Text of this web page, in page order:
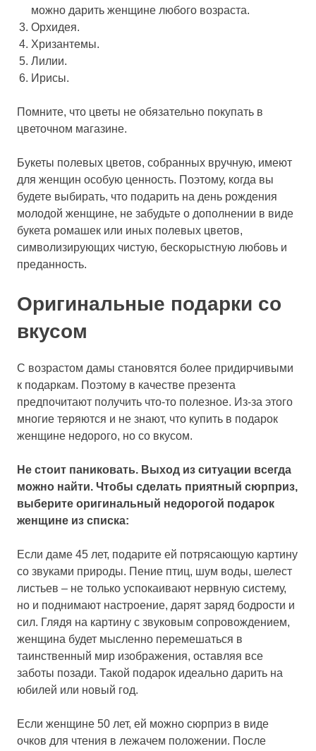
можно дарить женщине любого возраста.
Орхидея.
Хризантемы.
Лилии.
Ирисы.
Помните, что цветы не обязательно покупать в
цветочном магазине.
Букеты полевых цветов, собранных вручную, имеют
для женщин особую ценность. Поэтому, когда вы
будете выбирать, что подарить на день рождения
молодой женщине, не забудьте о дополнении в виде
букета ромашек или иных полевых цветов,
символизирующих чистую, бескорыстную любовь и
преданность.
Оригинальные подарки со
вкусом
С возрастом дамы становятся более придирчивыми
к подаркам. Поэтому в качестве презента
предпочитают получить что-то полезное. Из-за этого
многие теряются и не знают, что купить в подарок
женщине недорого, но со вкусом.
Не стоит паниковать. Выход из ситуации всегда
можно найти. Чтобы сделать приятный сюрприз,
выберите оригинальный недорогой подарок
женщине из списка:
Если даме 45 лет, подарите ей потрясающую картину
со звуками природы. Пение птиц, шум воды, шелест
листьев – не только успокаивают нервную систему,
но и поднимают настроение, дарят заряд бодрости и
сил. Глядя на картину с звуковым сопровождением,
женщина будет мысленно перемешаться в
таинственный мир изображения, оставляя все
заботы позади. Такой подарок идеально дарить на
юбилей или новый год.
Если женщине 50 лет, ей можно сюрприз в виде
очков для чтения в лежачем положении. После